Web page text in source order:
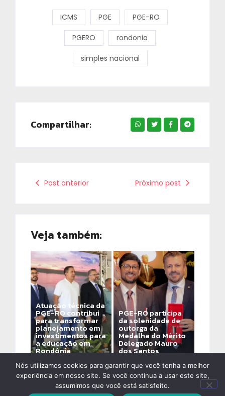
ICMS PGE PGE-RO
PGERO rondonia
simples nacional
Compartilhar:
Post anterior Próximo post
Veja também:
Atuação técnica da
PGE-RO contribui
para transformar
planejamento em
investimentos para
a educação em
Rondônia
By Alinne Assis De Ozeda
PGE-RO participa
da solenidade de
outorga da
Medalha do Mérito
Delegado Mauro
dos Santos
By Alinne Assis De Ozeda
Nós utilizamos cookies para garantir que você tenha a melhor
experiência em nosso site. Se você continua a usar este site,
assumimos que você está satisfeito.